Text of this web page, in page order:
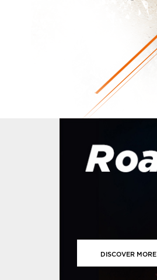
DISCOVER MORE